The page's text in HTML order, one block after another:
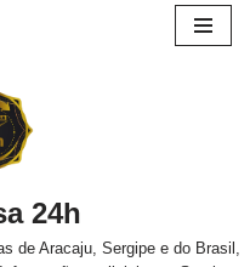
24h
de Aracaju, Sergipe e do Brasil,